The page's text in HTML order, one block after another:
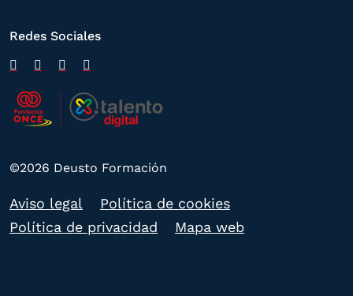
Redes Sociales
©2026 Deusto Formación
Aviso legal
Política de cookies
Política de privacidad
Mapa web